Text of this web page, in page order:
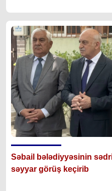
Səbail bələdiyyəsinin
səyyar görüş keçirib